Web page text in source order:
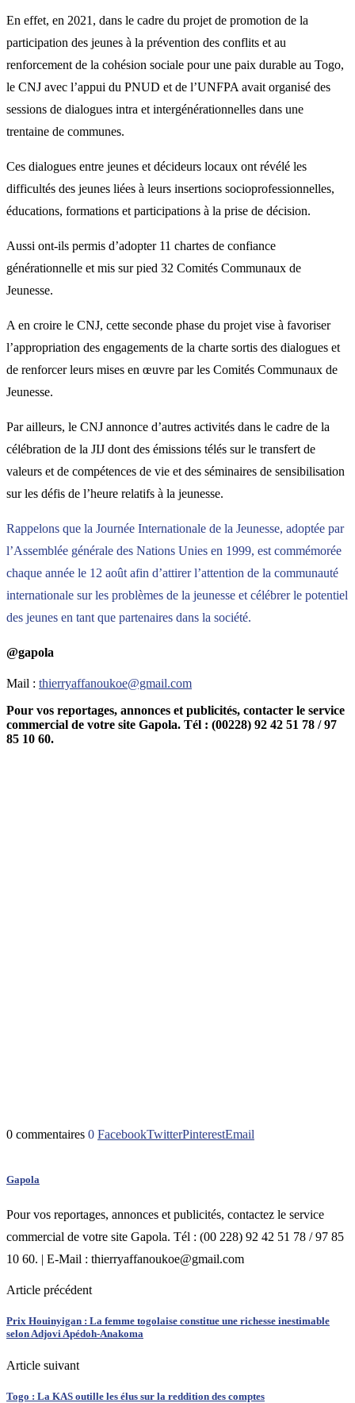
En effet, en 2021, dans le cadre du projet de promotion de la
participation des jeunes à la prévention des conflits et au
renforcement de la cohésion sociale pour une paix durable au Togo,
le CNJ avec l’appui du PNUD et de l’UNFPA avait organisé des
sessions de dialogues intra et intergénérationnelles dans une
trentaine de communes.
Ces dialogues entre jeunes et décideurs locaux ont révélé les
difficultés des jeunes liées à leurs insertions socioprofessionnelles,
éducations, formations et participations à la prise de décision.
Aussi ont-ils permis d’adopter 11 chartes de confiance
générationnelle et mis sur pied 32 Comités Communaux de
Jeunesse.
A en croire le CNJ, cette seconde phase du projet vise à favoriser
l’appropriation des engagements de la charte sortis des dialogues et
de renforcer leurs mises en œuvre par les Comités Communaux de
Jeunesse.
Par ailleurs, le CNJ annonce d’autres activités dans le cadre de la
célébration de la JIJ dont des émissions télés sur le transfert de
valeurs et de compétences de vie et des séminaires de sensibilisation
sur les défis de l’heure relatifs à la jeunesse.
Rappelons que la Journée Internationale de la Jeunesse, adoptée par
l’Assemblée générale des Nations Unies en 1999, est commémorée
chaque année le 12 août afin d’attirer l’attention de la communauté
internationale sur les problèmes de la jeunesse et célébrer le potentiel
des jeunes en tant que partenaires dans la société.
@gapola
Mail : thierryaffanoukoe@gmail.com
Pour vos reportages, annonces et publicités, contacter le service
commercial de votre site Gapola. Tél : (00228) 92 42 51 78 / 97
85 10 60.
0 commentaires 0 FacebookTwitterPinterestEmail
Gapola
Pour vos reportages, annonces et publicités, contactez le service
commercial de votre site Gapola. Tél : (00 228) 92 42 51 78 / 97 85
10 60. | E-Mail : thierryaffanoukoe@gmail.com
Article précédent
Prix Houinyigan : La femme togolaise constitue une richesse inestimable
selon Adjovi Apédoh-Anakoma
Article suivant
Togo : La KAS outille les élus sur la reddition des comptes